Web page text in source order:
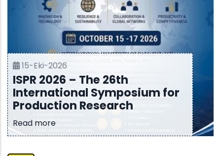
15-Eki-2026
ISPR 2026 – The 26th
International Symposium for
Production Research
Read more